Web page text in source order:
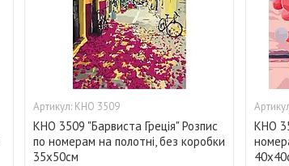
KHO 3509
KHO 3509 "Барвиста Греція" Розпис
по номерам на полотні, без коробки
35х50см
KHO